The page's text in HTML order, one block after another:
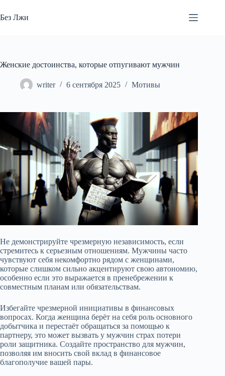
к
сути
Без Лжи
Женские достоинства, которые отпугивают мужчин
writer 6 сентября 2025 Мотивы
Не демонстрируйте чрезмерную независимость, если
стремитесь к серьезным отношениям. Мужчины часто
чувствуют себя некомфортно рядом с женщинами,
которые слишком сильно акцентируют свою автономию,
особенно если это выражается в пренебрежении к
совместным планам или обязательствам.
Избегайте чрезмерной инициативы в финансовых
вопросах. Когда женщина берёт на себя роль основного
добытчика и перестаёт обращаться за помощью к
партнеру, это может вызвать у мужчин страх потери
роли защитника. Создайте пространство для мужчин,
позволяя им вносить свой вклад в финансовое
благополучие вашей пары.